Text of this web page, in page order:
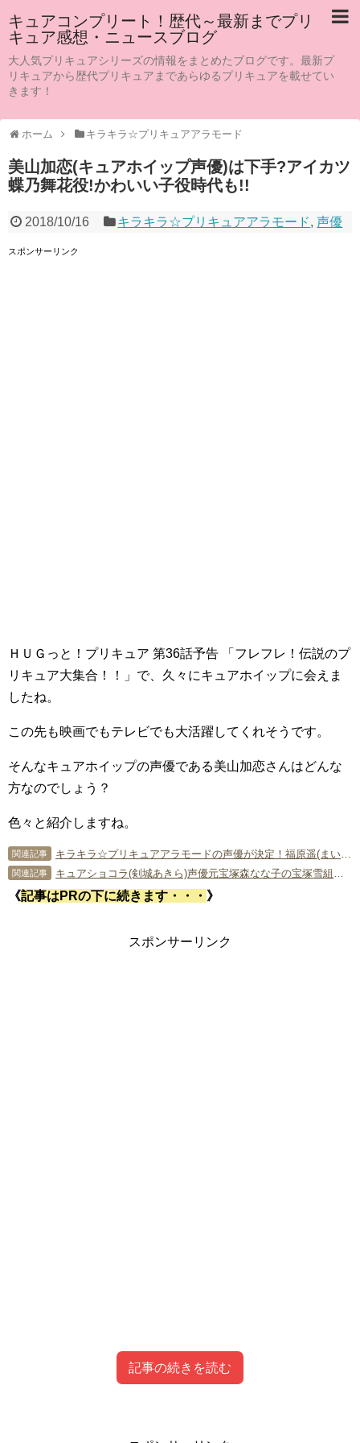
キュアコンプリート！歴代～最新までプリ
キュア感想・ニュースブログ
大人気プリキュアシリーズの情報をまとめたブログです。最新プ
リキュアから歴代プリキュアまであらゆるプリキュアを載せてい
きます！
ホーム キラキラ☆プリキュアアラモード
美山加恋(キュアホイップ声優)は下手?アイカツ
蝶乃舞花役!かわいい子役時代も!!
2018/10/16 キラキラ☆プリキュアアラモード,声優
スポンサーリンク
ＨＵＧっと！プリキュア 第36話予告 「フレフレ！伝説のプ
リキュア大集合！！」で、久々にキュアホイップに会えま
したね。
この先も映画でもテレビでも大活躍してくれそうです。
そんなキュアホイップの声優である美山加恋さんはどんな
方なのでしょう？
色々と紹介しますね。
関連記事 キラキラ☆プリキュアアラモードの声優が決定！福原遥(まいんちゃん)がキュアカスタード役！！【各声優が演じたキャラ動画あり】
関連記事 キュアショコラ(剣城あきら)声優元宝塚森なな子の宝塚雪組芸名は?男前なプライベートも
《記事はPRの下に続きます・・・ 》
スポンサーリンク
記事の続きを読む